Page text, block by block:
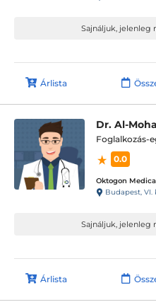
Sajnáljuk, jelenleg
Árlista
Dr. Al-
Foglalkozás-
0.0
Oktogon
Budapest, VI.
Sajnáljuk, jelenleg
Árlista